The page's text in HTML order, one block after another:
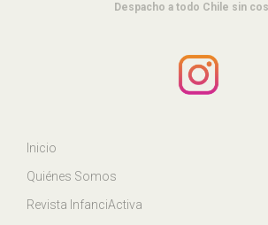
Despacho a todo Chile sin
Inicio
Quiénes Somos
Revista InfanciActiva